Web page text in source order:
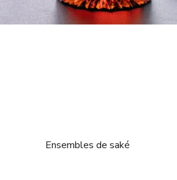
Ensembles de saké